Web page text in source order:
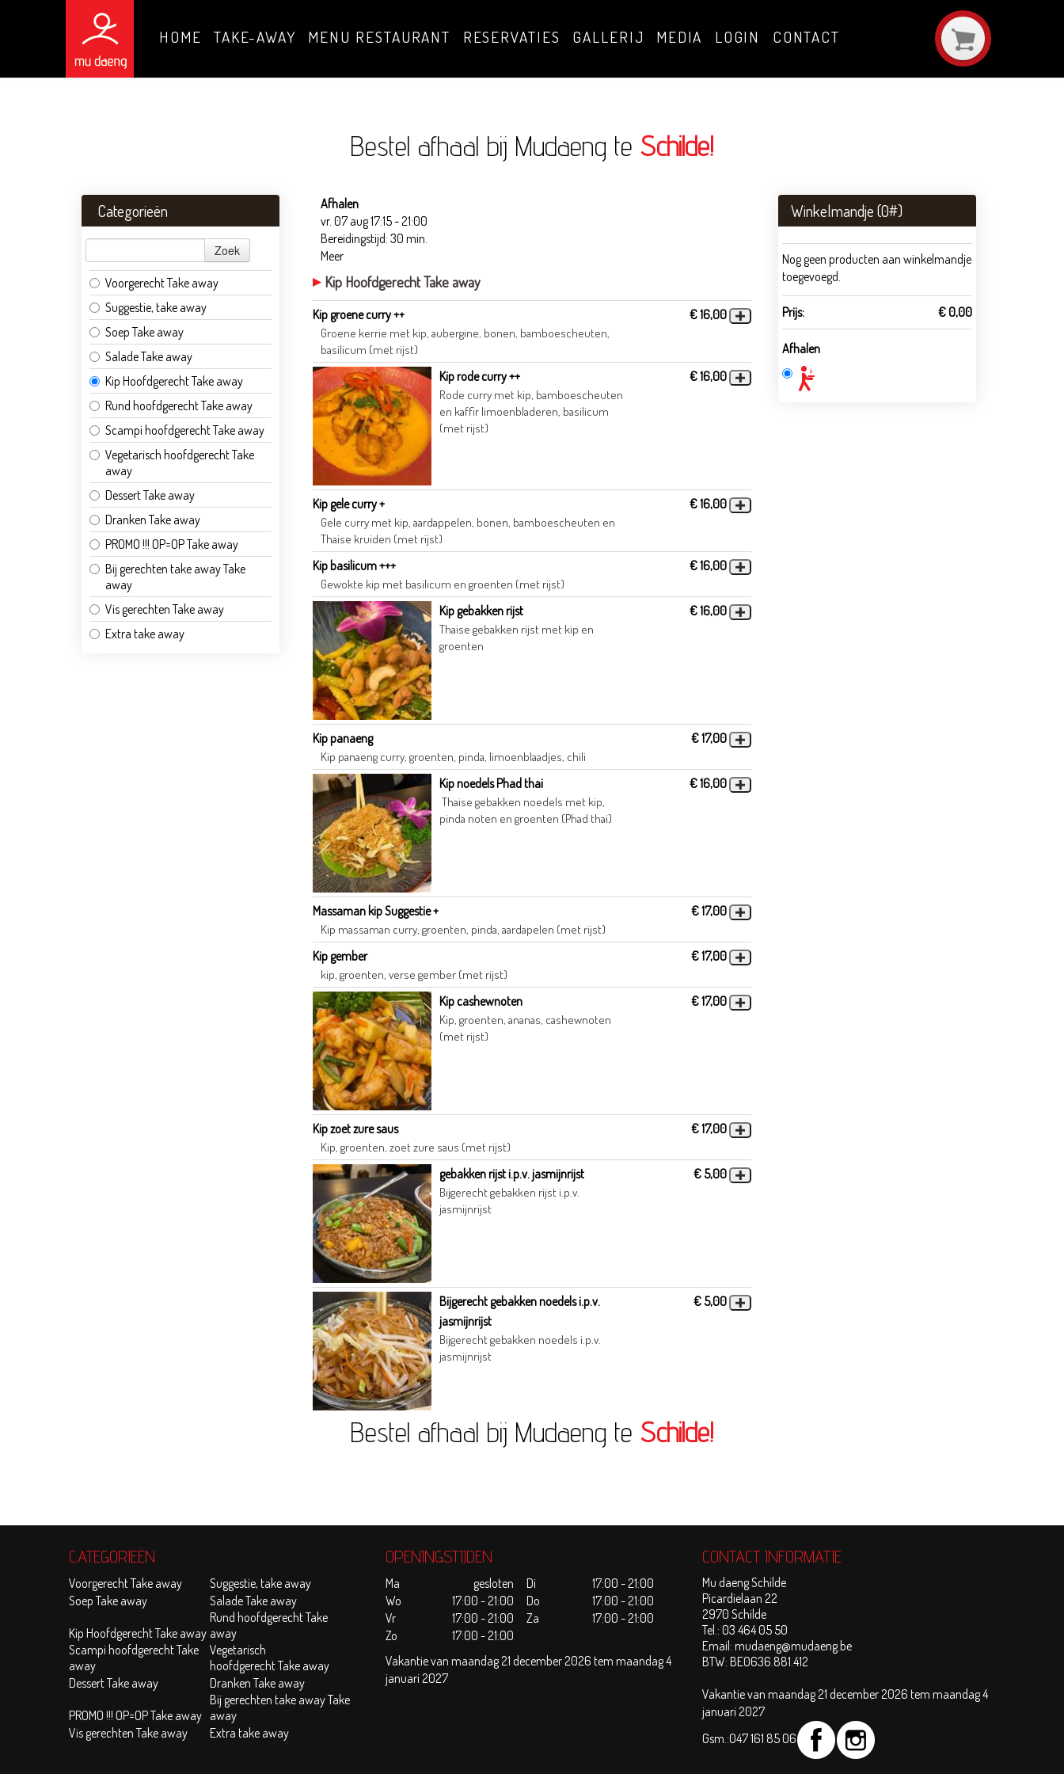
HOME TAKE-AWAY MENU RESTAURANT RESERVATIES GALLERIJ MEDIA LOGIN CONTACT
Bestel afhaal bij Mudaeng te Schilde!
Categorieën
Zoek
Voorgerecht Take away
Suggestie, take away
Soep Take away
Salade Take away
Kip Hoofdgerecht Take away
Rund hoofdgerecht Take away
Scampi hoofdgerecht Take away
Vegetarisch hoofdgerecht Take
away
Dessert Take away
Dranken Take away
PROMO !!! OP=OP Take away
Bij gerechten take away Take
away
Vis gerechten Take away
Extra take away
Afhalen
vr. 07 aug17:15 - 21:00
Bereidingstijd: 30 min.
Meer
Kip Hoofdgerecht Take away
Kip groene curry ++
Groene kerrie met kip, aubergine, bonen, bamboescheuten,
basilicum (met rijst)
€ 16,00
Kip rode curry ++
Rode curry met kip, bamboescheuten
en kaffir limoenbladeren, basilicum
(met rijst)
€ 16,00
Kip gele curry +
Gele curry met kip, aardappelen, bonen, bamboescheuten en
Thaise kruiden (met rijst)
€ 16,00
Kip basilicum +++
Gewokte kip met basilicum en groenten (met rijst)
€ 16,00
Kip gebakken rijst
Thaise gebakken rijst met kip en
groenten
€ 16,00
Kip panaeng
Kip panaeng curry, groenten, pinda, limoenblaadjes, chili
€ 17,00
Kip noedels Phad thai
Thaise gebakken noedels met kip,
pinda noten en groenten (Phad thai)
€ 16,00
Massaman kip Suggestie +
Kip massaman curry, groenten, pinda, aardapelen (met rijst)
€ 17,00
Kip gember
kip, groenten, verse gember (met rijst)
€ 17,00
Kip cashewnoten
Kip, groenten, ananas, cashewnoten
(met rijst)
€ 17,00
Kip zoet zure saus
Kip, groenten, zoet zure saus (met rijst)
€ 17,00
gebakken rijst i.p.v. jasmijnrijst
Bijgerecht gebakken rijst i.p.v.
jasmijnrijst
€ 5,00
Bijgerecht gebakken noedels i.p.v.
jasmijnrijst
Bijgerecht gebakken noedels i.p.v.
jasmijnrijst
€ 5,00
Winkelmandje (0#)
Nog geen producten aan winkelmandje
toegevoegd.
Prijs: € 0,00
Afhalen
Bestel afhaal bij Mudaeng te Schilde!
CATEGORIEËN
Voorgerecht Take away
Suggestie, take away
Soep Take away
Salade Take away
Kip Hoofdgerecht Take away
Rund hoofdgerecht Take
away
Scampi hoofdgerecht Take
away
Vegetarisch
hoofdgerecht Take away
Dessert Take away
Dranken Take away
PROMO !!! OP=OP Take away
Bij gerechten take away Take
away
Vis gerechten Take away
Extra take away
OPENINGSTIJDEN
Ma gesloten Di
17:00 - 21:00
Wo
17:00 - 21:00 Do
17:00 - 21:00
Vr
17:00 - 21:00 Za
17:00 - 21:00
Zo
17:00 - 21:00
Vakantie van maandag 21 december 2026 tem maandag 4
januari 2027
CONTACT INFORMATIE
Mu daeng Schilde
Picardielaan 22
2970 Schilde
Tel.: 03 464 05 50
Email: mudaeng@mudaeng.be
BTW: BE0636.881.412
Vakantie van maandag 21 december 2026 tem maandag 4
januari 2027
Gsm.:047 161 85 06